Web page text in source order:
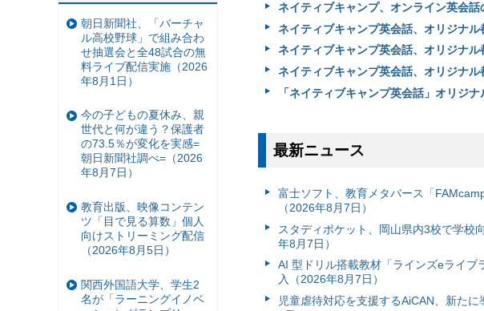
ネイティブキャンプ、オンライン英会
ネイティブキャンプ英会話、オリジナ
ネイティブキャンプ英会話、オリジナ
ネイティブキャンプ英会話、オリジナ
「ネイティブキャンプ英会話」オリジ
最新ニュース
富⼠ソフト、教育メタバース「
（2026年8月7日）
スタディポケット、岡山県内3校で学校
年8月7日）
AI 型ドリル搭載教材「ラインズeライ
入（2026年8月7日）
児童虐待対応を支援するAiCAN、新た
朝日新聞社、「バーチャ
ル高校野球」で組み合わ
せ抽選会と全48試合の無
料ライブ配信実施（2026
年8月1日）
今の子どもの夏休み、親
世代と何が違う？保護者
の73.5％が変化を実感=
朝日新聞社調べ=（2026
年8月7日）
教育出版、映像コンテン
ツ「目で見る算数」個人
向けストリーミング配信
（2026年8月5日）
関西外国語大学、学生2
名が「ラーニングイノベ